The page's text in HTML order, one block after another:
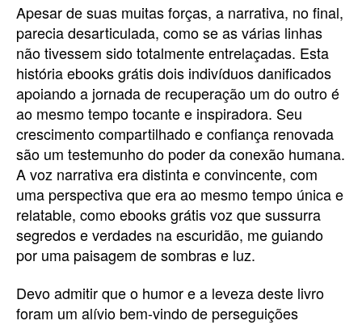
Apesar de suas muitas forças, a narrativa, no final,
parecia desarticulada, como se as várias linhas
não tivessem sido totalmente entrelaçadas. Esta
história ebooks grátis dois indivíduos danificados
apoiando a jornada de recuperação um do outro é
ao mesmo tempo tocante e inspiradora. Seu
crescimento compartilhado e confiança renovada
são um testemunho do poder da conexão humana.
A voz narrativa era distinta e convincente, com
uma perspectiva que era ao mesmo tempo única e
relatable, como ebooks grátis voz que sussurra
segredos e verdades na escuridão, me guiando
por uma paisagem de sombras e luz.
Devo admitir que o humor e a leveza deste livro
foram um alívio bem-vindo de perseguições